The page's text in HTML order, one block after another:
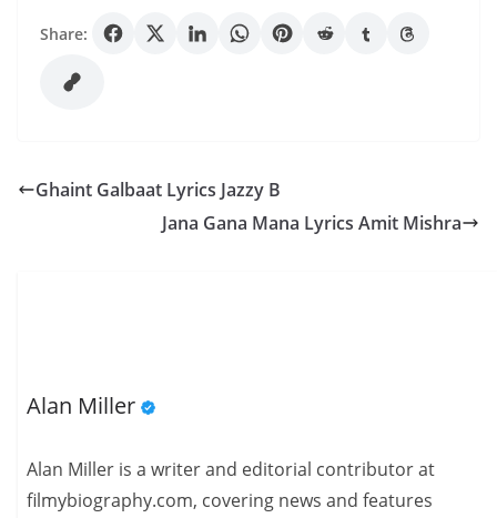
Share:
Ghaint Galbaat Lyrics Jazzy B
Jana Gana Mana Lyrics Amit Mishra
Alan Miller
Alan Miller is a writer and editorial contributor at
filmybiography.com, covering news and features